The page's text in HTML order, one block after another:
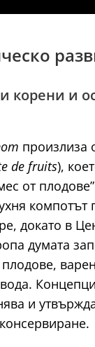
корени и
произлиза
de fruits),
от
компотът
докато в
думата
и